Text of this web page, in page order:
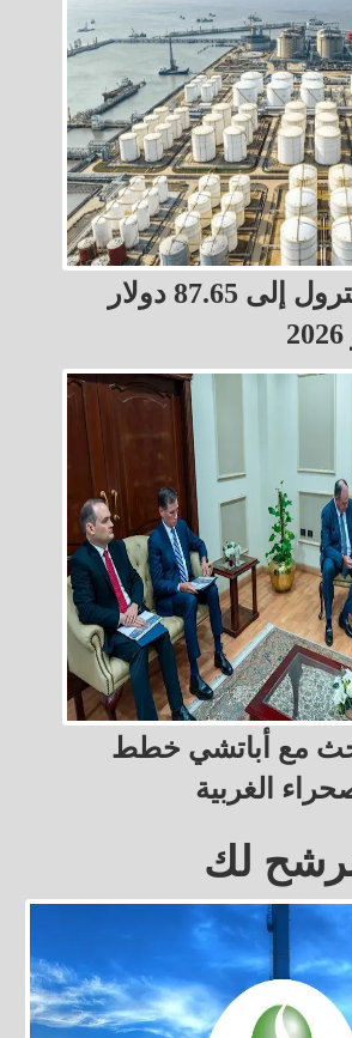
ارتفاع أسعار البترول إلى 87.65 دولار
مع أباتشي خطط
الغربية
لك